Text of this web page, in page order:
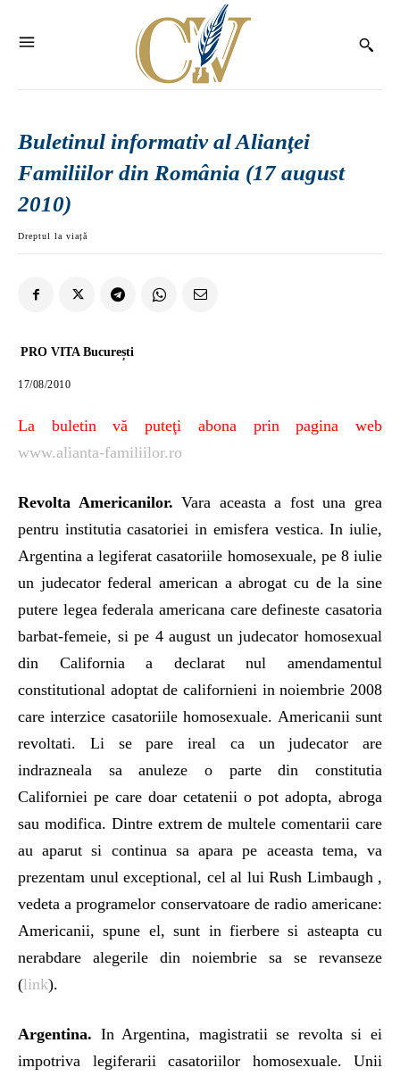
Buletinul informativ al Alianţei
Familiilor din România (17 august
2010)
Dreptul la viață
PRO VITA București
17/08/2010
La buletin vă puteţi abona prin pagina web
www.alianta-familiilor.ro
Revolta Americanilor. Vara aceasta a fost una grea
pentru institutia casatoriei in emisfera vestica. In iulie,
Argentina a legiferat casatoriile homosexuale, pe 8 iulie
un judecator federal american a abrogat cu de la sine
putere legea federala americana care defineste casatoria
barbat-femeie, si pe 4 august un judecator homosexual
din California a declarat nul amendamentul
constitutional adoptat de californieni in noiembrie 2008
care interzice casatoriile homosexuale. Americanii sunt
revoltati. Li se pare ireal ca un judecator are
indrazneala sa anuleze o parte din constitutia
Californiei pe care doar cetatenii o pot adopta, abroga
sau modifica. Dintre extrem de multele comentarii care
au aparut si continua sa apara pe aceasta tema, va
prezentam unul exceptional, cel al lui Rush Limbaugh ,
vedeta a programelor conservatoare de radio americane:
Americanii, spune el, sunt in fierbere si asteapta cu
nerabdare alegerile din noiembrie sa se revanseze
(link).
Argentina. In Argentina, magistratii se revolta si ei
impotriva legiferarii casatoriilor homosexuale. Unii